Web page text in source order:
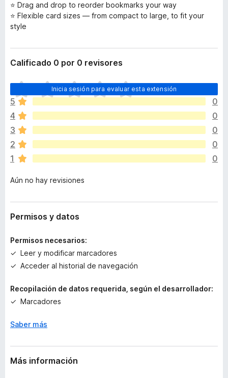
⭐ Drag and drop to reorder bookmarks your way
⭐ Flexible card sizes — from compact to large, to fit your
style
Calificado 0 por 0 revisores
Inicia sesión para evaluar esta extensión
T
o
d
a
v
a
n
h
y
v
l
r
a
o
e
5
0
4
0
3
0
2
0
1
0
Aún no hay revisiones
Permisos y datos
Permisos necesarios:
Leer y modificar marcadores
Acceder al historial de navegación
Recopilación de datos requerida, según el desarrollador:
Marcadores
Saber más
Más información